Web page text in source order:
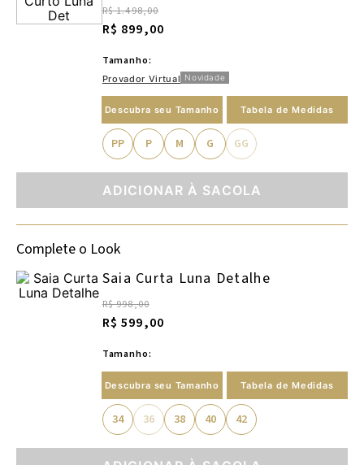
R$ 1.498,00
R$ 899,00
Tamanho:
Provador Virtual Novidade
Descubra seu Tamanho Tabela de Medidas
PP P M G GG
ADICIONAR À SACOLA
Complete o Look
Saia Curta Luna Detalhe
R$ 998,00
R$ 599,00
Tamanho:
Descubra seu Tamanho Tabela de Medidas
34 36 38 40 42